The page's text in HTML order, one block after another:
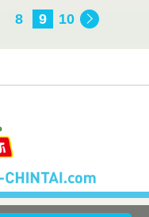
8 9 10